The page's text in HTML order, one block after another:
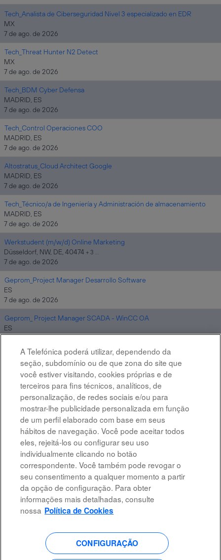
Tech_Analista de Ciberseguridad Nivel 3 especializado en EDR
MX
7 de ago. de 2026
Tech_Threat Hunter N2 Detect
MX
7 de ago. de 2026
Tech_BDM Cyber Defensa
MADRID, ES
7 de ago. de 2026
Tech_Control Operaciones COO
MADRID, ES
7 de ago. de 2026
Altostratus_Cloud Architect Google
MADRID, ES
7 de ago. de 2026
Tech_Técnico/a de Ingeniería y Administración de almacenamiento
MADRID, ES
7 de ago. de 2026
Werkstudent (m/w/d) Online Marketing
Düsseldorf, NW, DE, 40474 + 3 …
7 de ago. de 2026
Geprom_Project Manager Desarrollo Software
ES
7 de ago. de 2026
Geprom_ Project Manager SCADA - WinCC OA
ES
6 de ago. de 2026
TE_FC_ACCOUNT SPECIALIST CLOUD
MADRID, ES
6 de ago. de 2026
Resultados
Advertência legal
Acessibilidade
Proteção de dados
b
A
b
A
b
A Telefónica poderá utilizar, dependendo da
seção, subdomínio ou de que zona do site que
você estiver visitando, cookies próprias e de
terceiros para fins técnicos, analíticos, de
personalização, de redes sociais e/ou para
mostrar-lhe publicidade personalizada em função
de um perfil elaborado com base em seus
hábitos de navegação. Você pode aceitar todos
eles, rejeitá-los ou configurar seu uso
individualmente clicando no botão
correspondente. Você também pode revogar o
seu consentimento a qualquer momento a partir
da opção de configuração. Para obter
informações mais detalhadas, consulte
nossa Política de Cookies
CONFIGURAÇÃO